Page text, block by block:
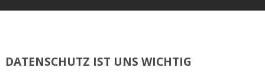
DATENSCHUTZ IST UNS WICHTIG